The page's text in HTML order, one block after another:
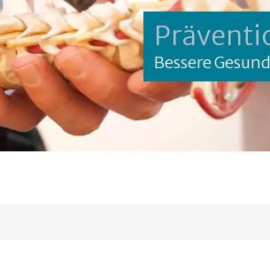
Bessere